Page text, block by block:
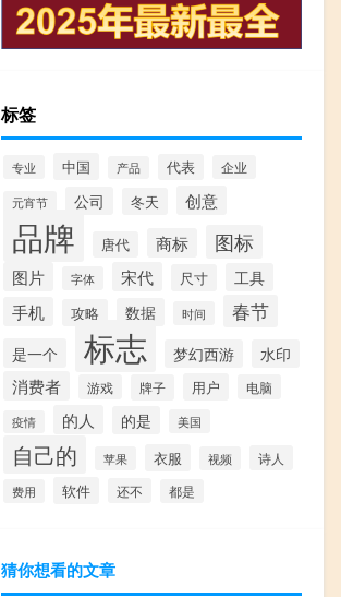
标签
专业 中国 产品 代表 企业
元宵节 公司 冬天 创意
品牌 唐代 商标 图标
图片 字体 宋代 尺寸 工具
手机 攻略 数据 时间 春节
是一个 标志 梦幻西游 水印
消费者 游戏 牌子 用户 电脑
疫情 的人 的是 美国
自己的 苹果 衣服 视频 诗人
费用 软件 还不 都是
猜你想看的文章